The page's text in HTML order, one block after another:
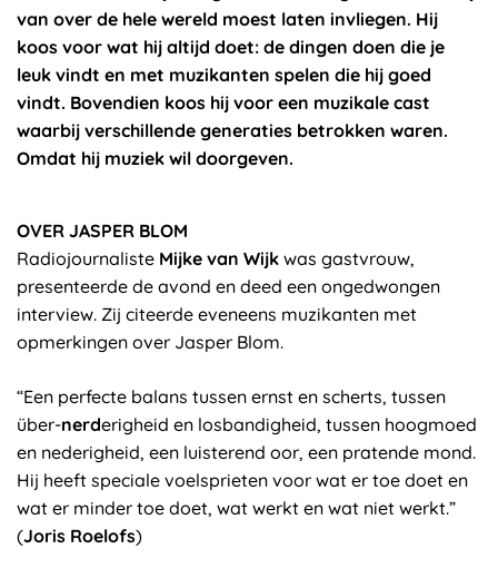
van over de hele wereld moest laten invliegen. Hij
koos voor wat hij altijd doet: de dingen doen die je
leuk vindt en met muzikanten spelen die hij goed
vindt. Bovendien koos hij voor een muzikale cast
waarbij verschillende generaties betrokken waren.
Omdat hij muziek wil doorgeven.
OVER JASPER BLOM
Radiojournaliste Mijke van Wijk was gastvrouw,
presenteerde de avond en deed een ongedwongen
interview. Zij citeerde eveneens muzikanten met
opmerkingen over Jasper Blom.
“Een perfecte balans tussen ernst en scherts, tussen
über-nerderigheid en losbandigheid, tussen hoogmoed
en nederigheid, een luisterend oor, een pratende mond.
Hij heeft speciale voelsprieten voor wat er toe doet en
wat er minder toe doet, wat werkt en wat niet werkt.”
(Joris Roelofs)